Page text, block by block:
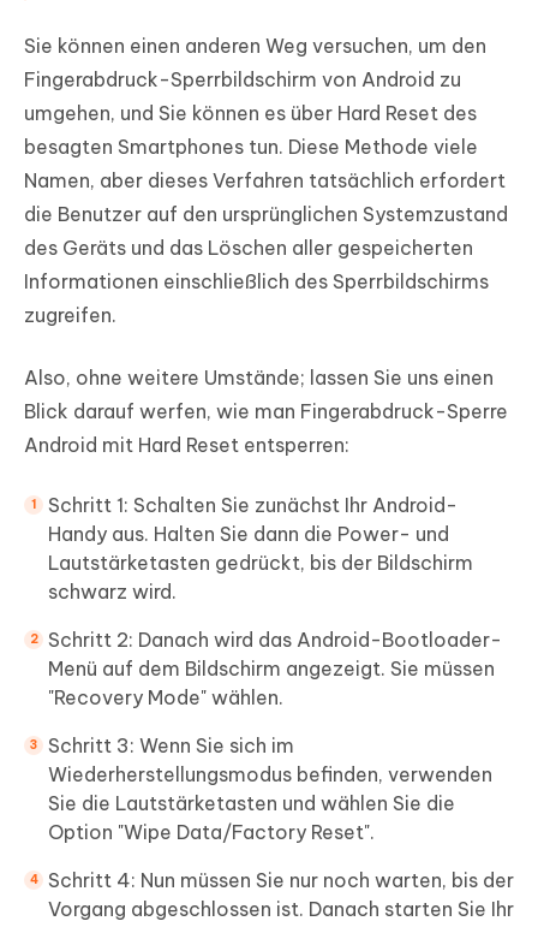
Sie können einen anderen Weg versuchen, um den
Fingerabdruck-Sperrbildschirm von Android zu
umgehen, und Sie können es über Hard Reset des
besagten Smartphones tun. Diese Methode viele
Namen, aber dieses Verfahren tatsächlich erfordert
die Benutzer auf den ursprünglichen Systemzustand
des Geräts und das Löschen aller gespeicherten
Informationen einschließlich des Sperrbildschirms
zugreifen.
Also, ohne weitere Umstände; lassen Sie uns einen
Blick darauf werfen, wie man Fingerabdruck-Sperre
Android mit Hard Reset entsperren:
Schritt 1: Schalten Sie zunächst Ihr Android-
Handy aus. Halten Sie dann die Power- und
Lautstärketasten gedrückt, bis der Bildschirm
schwarz wird.
Schritt 2: Danach wird das Android-Bootloader-
Menü auf dem Bildschirm angezeigt. Sie müssen
"Recovery Mode" wählen.
Schritt 3: Wenn Sie sich im
Wiederherstellungsmodus befinden, verwenden
Sie die Lautstärketasten und wählen Sie die
Option "Wipe Data/Factory Reset".
Schritt 4: Nun müssen Sie nur noch warten, bis der
Vorgang abgeschlossen ist. Danach starten Sie Ihr